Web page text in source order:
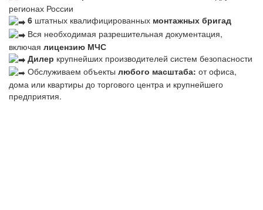
регионах России
6 штатных квалифицированных монтажных бригад
Вся необходимая разрешительная документация,
включая лицензию МЧС
Дилер крупнейших производителей систем безопасности
Обслуживаем объекты любого масштаба: от офиса,
дома или квартиры до торгового центра и крупнейшего
предприятия.